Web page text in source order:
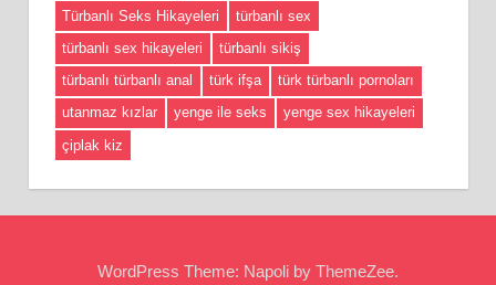
Türbanlı Seks Hikayeleri
türbanlı sex
türbanlı sex hikayeleri
türbanlı sikiş
türbanlı türbanlı anal
türk ifşa
türk türbanlı pornoları
utanmaz kızlar
yenge ile seks
yenge sex hikayeleri
çiplak kiz
WordPress Theme: Napoli by ThemeZee.